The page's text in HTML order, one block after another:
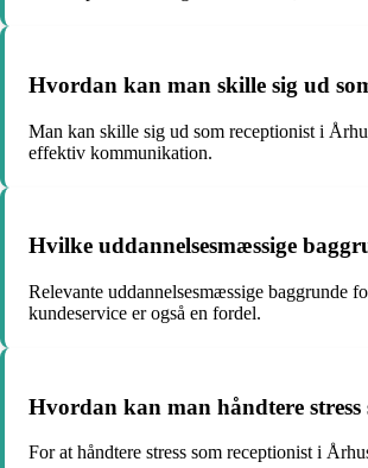
Hvordan kan man skille sig ud
Man kan skille sig ud som receptionist i
effektiv kommunikation.
Hvilke uddannelsesmæssige
Relevante uddannelsesmæssige baggrunde
kundeservice er også en fordel.
Hvordan kan man håndtere
For at håndtere stress som receptionist i